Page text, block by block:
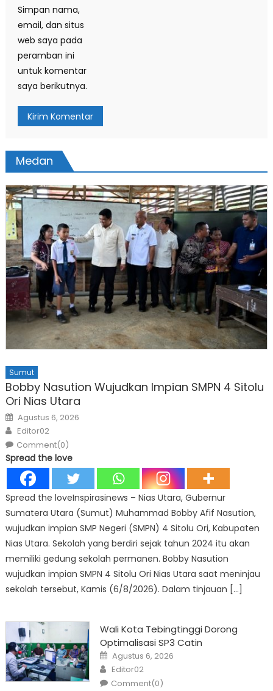
Simpan nama,
email, dan situs
web saya pada
peramban ini
untuk komentar
saya berikutnya.
Medan
Sumut
Bobby Nasution Wujudkan Impian SMPN 4 Sitolu
Ori Nias Utara
Posted
on
Agustus 6, 2026
Author
Editor02
Comment(0)
Spread the love
Spread the loveInspirasinews – Nias Utara, Gubernur
Sumatera Utara (Sumut) Muhammad Bobby Afif Nasution,
wujudkan impian SMP Negeri (SMPN) 4 Sitolu Ori, Kabupaten
Nias Utara. Sekolah yang berdiri sejak tahun 2024 itu akan
memiliki gedung sekolah permanen. Bobby Nasution
wujudkan impian SMPN 4 Sitolu Ori Nias Utara saat meninjau
sekolah tersebut, Kamis (6/8/2026). Dalam tinjauan […]
Wali Kota Tebingtinggi Dorong
Optimalisasi SP3 Catin
Posted
on
Agustus 6, 2026
Author
Editor02
Comment(0)